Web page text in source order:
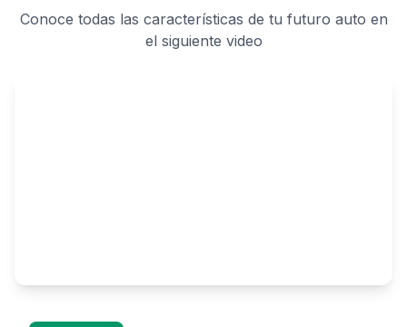
Conoce todas las características de tu futuro auto en
el siguiente video